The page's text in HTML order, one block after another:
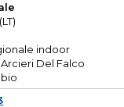
indoor
Del Falco